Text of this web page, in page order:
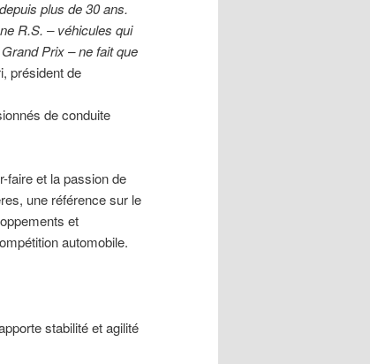
plus de 30 ans.
R.S. – véhicules qui
Prix – ne fait que
président de
de conduite
faire et la passion de
une référence sur le
et
automobile.
stabilité et agilité